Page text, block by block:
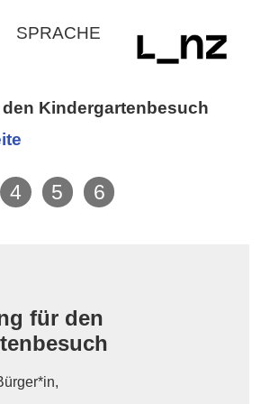
Kindergartenbesuch
für den